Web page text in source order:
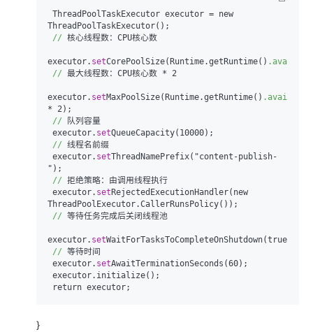
ThreadPoolTaskExecutor() ;
// 核心线程数：CPU核心数
executor. setCorePoolSize(Runtime.getRuntime()
// 最大线程数：CPU核心数 * 2
executor. setMaxPoolSize(Runtime.getRuntime()
* 2);
// 队列容量
executor. setQueueCapacity(10000) ;
// 线程名前缀
executor. setThreadNamePrefix("content-publish-
") ;
// 拒绝策略：由调用线程执行
executor. set RejectedExecutionHandler(new
ThreadPoolExecutor.CallerRunsPolicy() );
// 等待任务完成后关闭线程池
executor. setWaitForTasksToCompleteOnShutdown(true)
// 等待时间
executor. setAwaitTerminationSeconds (60) ;
executor.initialize() ;
}